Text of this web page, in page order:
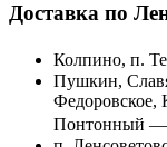
Доставка по
Колпино, п.
Пушкин,
Федоровское,
Понтонный —